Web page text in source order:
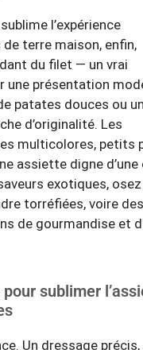
l’expérience
terre maison, enfin,
du filet — un vrai
une présentation
patates douces ou
d’originalité. Les
multicolores, petits
assiette digne d’une
exotiques,
torréfiées, voire des
de gourmandise et
sublimer
Un dressage précis,